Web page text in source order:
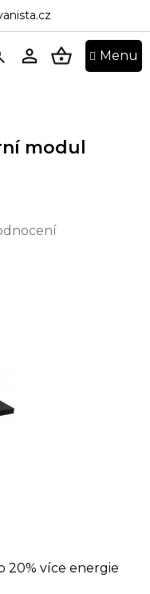
modul
20% více energie